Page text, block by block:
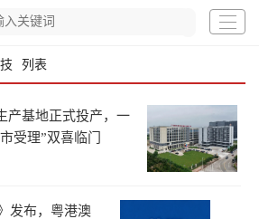
列表
产基地正式投产，一
受理”双喜临门
发布，粤港澳